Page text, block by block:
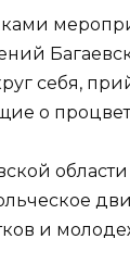
себя,
о
и